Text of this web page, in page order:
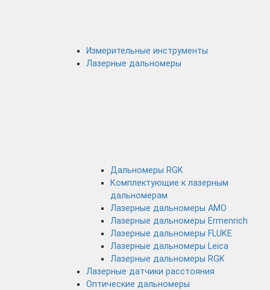
Измерительные инструменты
Лазерные дальномеры
Дальномеры RGK
Комплектующие к лазерным
дальномерам
Лазерные дальномеры AMO
Лазерные дальномеры Ermenrich
Лазерные дальномеры FLUKE
Лазерные дальномеры Leica
Лазерные дальномеры RGK
Лазерные датчики расстояния
Оптические дальномеры